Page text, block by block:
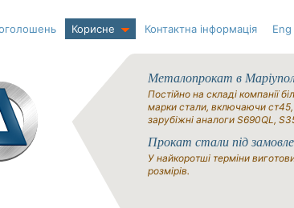
Корисне Контактна інформація Eng
Металопрокат в
Постійно на складі компанії
марки стали, включаючи
зарубіжні аналоги S690QL,
Прокат стали під
У найкоротші терміни
розмірів.